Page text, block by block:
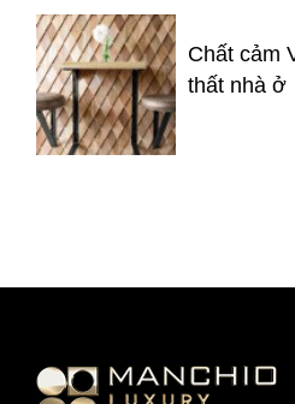
Chất cảm
thất nhà ở